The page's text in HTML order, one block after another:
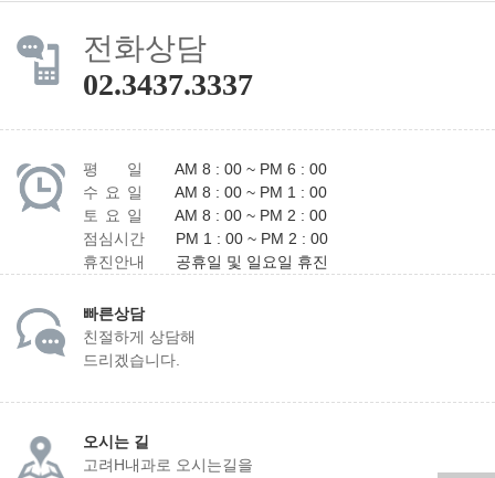
전화상담
02.3437.3337
평 일
AM 8 : 00 ~ PM 6 : 00
수 요 일
AM 8 : 00 ~ PM 1 : 00
토 요 일
AM 8 : 00 ~ PM 2 : 00
점심시간
PM 1 : 00 ~ PM 2 : 00
휴진안내
공휴일 및 일요일 휴진
빠른상담
친절하게 상담해
드리겠습니다.
오시는 길
고려H내과로 오시는길을